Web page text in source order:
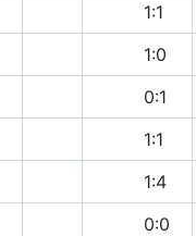
1:1
1:0
0:1
1:1
1:4
0:0